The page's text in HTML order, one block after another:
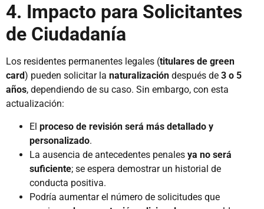
4. Impacto para Solicitantes
de Ciudadanía
Los residentes permanentes legales (titulares de green
card) pueden solicitar la naturalización después de 3 o 5
años, dependiendo de su caso. Sin embargo, con esta
actualización:
El proceso de revisión será más detallado y
personalizado.
La ausencia de antecedentes penales ya no será
suficiente; se espera demostrar un historial de
conducta positiva.
Podría aumentar el número de solicitudes que